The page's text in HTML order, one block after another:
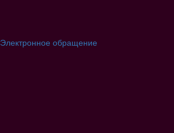
Электронное обращение